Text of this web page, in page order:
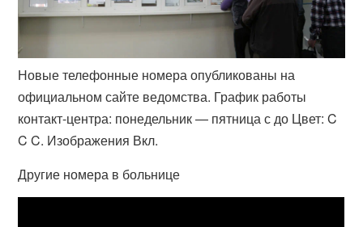
Новые телефонные номера опубликованы на
официальном сайте ведомства. График работы
контакт-центра: понедельник — пятница с до Цвет: C
C C. Изображения Вкл.
Другие номера в больнице